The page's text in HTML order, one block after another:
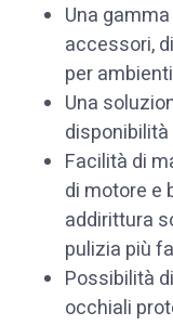
Una
accessori,
per
Una
Facilità di
di motore e
addirittura
pulizia più
Possibilità
occhiali